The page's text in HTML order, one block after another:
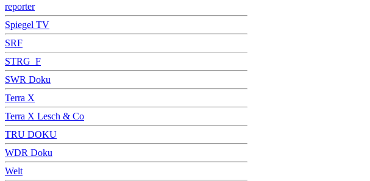
reporter
Spiegel TV
SRF
STRG_F
SWR Doku
Terra X
Terra X Lesch & Co
TRU DOKU
WDR Doku
Welt